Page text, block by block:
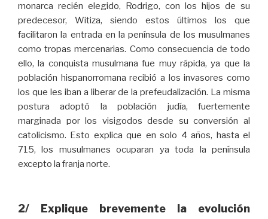
monarca recién elegido, Rodrigo, con los hijos de su
predecesor, Witiza, siendo estos últimos los que
facilitaron la entrada en la península de los musulmanes
como tropas mercenarias. Como consecuencia de todo
ello, la conquista musulmana fue muy rápida, ya que la
población hispanorromana recibió a los invasores como
los que les iban a liberar de la prefeudalización. La misma
postura adoptó la población judía, fuertemente
marginada por los visigodos desde su conversión al
catolicismo. Esto explica que en solo 4 años, hasta el
715, los musulmanes ocuparan ya toda la península
excepto la franja norte.
2/ Explique brevemente la evolución